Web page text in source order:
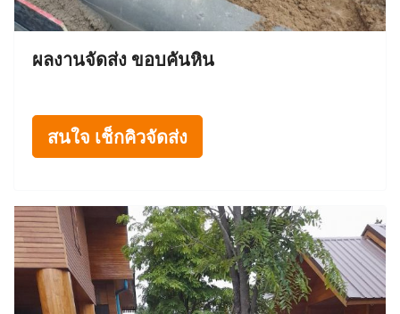
ผลงานจัดส่ง ขอบคันหิน
สนใจ เช็กคิวจัดส่ง